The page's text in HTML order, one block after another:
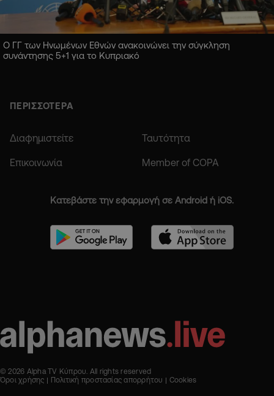
Ο ΓΓ των Ηνωμένων Εθνών ανακοινώνει την σύγκληση
συνάντησης 5+1 για το Κυπριακό
ΠΕΡΙΣΣΟΤΕΡΑ
Διαφημιστείτε Ταυτότητα
Επικοινωνία Member of COPA
Κατεβάστε την εφαρμογή σε Android ή iOS.
© 2026 Alpha TV Κύπρου. All rights reserved
Όροι χρήσης
Πολιτική προστασίας απορρήτου Cookies